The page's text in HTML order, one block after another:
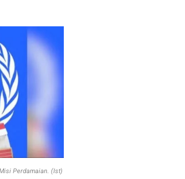
Perdamaian. (Ist)